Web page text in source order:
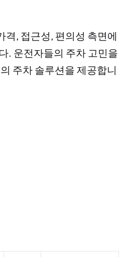
격, 접근성, 편의성 측면에
. 운전자들의 주차 고민을
주차 솔루션을 제공합니